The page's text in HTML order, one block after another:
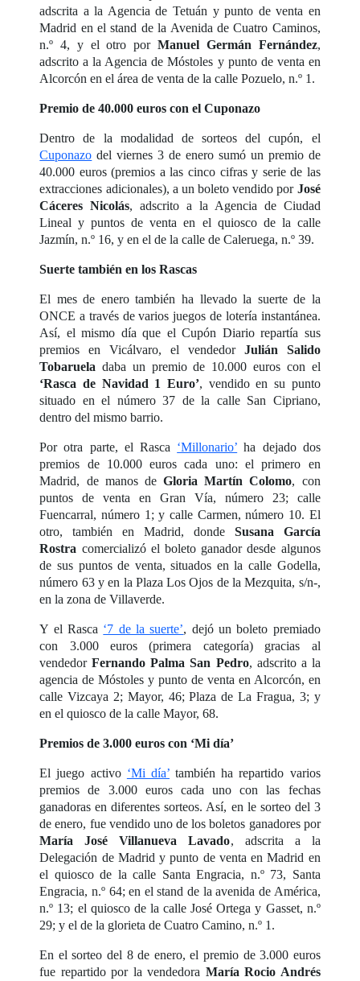
adscrita a la Agencia de Tetuán y punto de venta en
Madrid en el stand de la Avenida de Cuatro Caminos,
n.º 4, y el otro porManuel Germán Fernández,
adscrito a la Agencia de Móstoles y punto de venta en
Alcorcón en el área de venta de la calle Pozuelo, n.º 1.
Premio de 40.000 euros con el Cuponazo
Dentro de la modalidad de sorteos del cupón, el
Cuponazo del viernes 3 de enero sumó un premio de
40.000 euros (premios a las cinco cifras y serie de las
extracciones adicionales), a un boleto vendido por José
Cáceres Nicolás, adscrito a la Agencia de Ciudad
Lineal y puntos de venta en el quiosco de la calle
Jazmín, n.º 16, y en el de la calle de Caleruega, n.º 39.
Suerte también en los Rascas
El mes de enero también ha llevado la suerte de la
ONCE a través de varios juegos de lotería instantánea.
Así, el mismo día que el Cupón Diario repartía sus
premios en Vicálvaro, el vendedor Julián Salido
Tobaruela daba un premio de 10.000 euros con el
‘Rasca de Navidad 1 Euro’, vendido en su punto
situado en el número 37 de la calle San Cipriano,
dentro del mismo barrio.
Por otra parte, el Rasca ‘Millonario’ ha dejado dos
premios de 10.000 euros cada uno: el primero en
Madrid, de manos deGloria Martín Colomo, con
puntos de venta en Gran Vía, número 23; calle
Fuencarral, número 1; y calle Carmen, número 10. El
otro, también en Madrid, donde Susana García
Rostra comercializó el boleto ganador desde algunos
de sus puntos de venta, situados en la calle Godella,
número 63 y en la Plaza Los Ojos de la Mezquita, s/n-,
en la zona de Villaverde.
Y el Rasca ‘7 de la suerte’, dejó un boleto premiado
con 3.000 euros (primera categoría) gracias al
vendedorFernando Palma San Pedro, adscrito a la
agencia de Móstoles y punto de venta en Alcorcón, en
calle Vizcaya 2; Mayor, 46; Plaza de La Fragua, 3; y
en el quiosco de la calle Mayor, 68.
Premios de 3.000 euros con ‘Mi día’
El juego activo ‘Mi día’ también ha repartido varios
premios de 3.000 euros cada uno con las fechas
ganadoras en diferentes sorteos. Así, en le sorteo del 3
de enero, fue vendido uno de los boletos ganadores por
María José Villanueva Lavado, adscrita a la
Delegación de Madrid y punto de venta en Madrid en
el quiosco de la calle Santa Engracia, n.º 73, Santa
Engracia, n.º 64; en el stand de la avenida de América,
n.º 13; el quiosco de la calle José Ortega y Gasset, n.º
29; y el de la glorieta de Cuatro Camino, n.º 1.
En el sorteo del 8 de enero, el premio de 3.000 euros
fue repartido por la vendedora María Rocio Andrés